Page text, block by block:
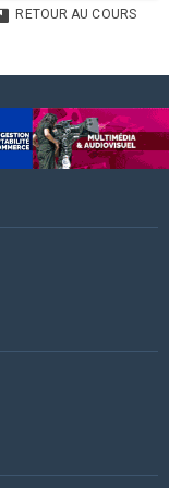
RETOUR AU COURS